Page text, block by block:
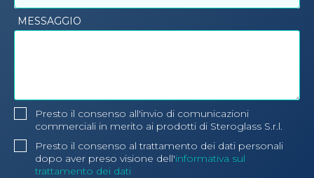
MESSAGGIO
Presto il consenso all'invio di comunicazioni
commerciali in merito ai prodotti di Steroglass S.r.l.
Presto il consenso al trattamento dei dati personali
dopo aver preso visione dell'informativa sul
trattamento dei dati